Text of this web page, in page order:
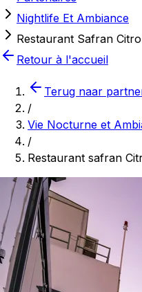
Nightlife Et Ambiance
Restaurant Safran
Retour à l'accueil
Terug naar
/
Vie Nocturne et
/
Restaurant safran